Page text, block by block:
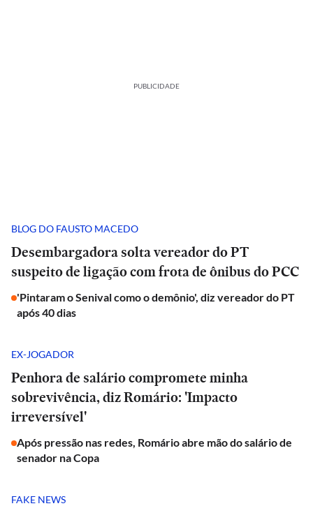
PUBLICIDADE
BLOG DO FAUSTO MACEDO
Desembargadora solta vereador do PT
suspeito de ligação com frota de ônibus do PCC
'Pintaram o Senival como o demônio', diz vereador do PT
após 40 dias
EX-JOGADOR
Penhora de salário compromete minha
sobrevivência, diz Romário: 'Impacto
irreversível'
Após pressão nas redes, Romário abre mão do salário de
senador na Copa
FAKE NEWS